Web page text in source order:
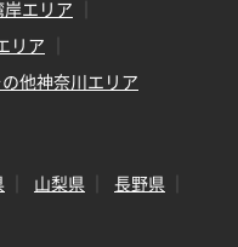
岸エリア
リア
他神奈川エリア
山梨県
長野県